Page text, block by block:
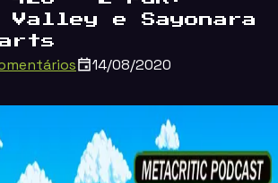
Valley e Sayonara
14/08/2020